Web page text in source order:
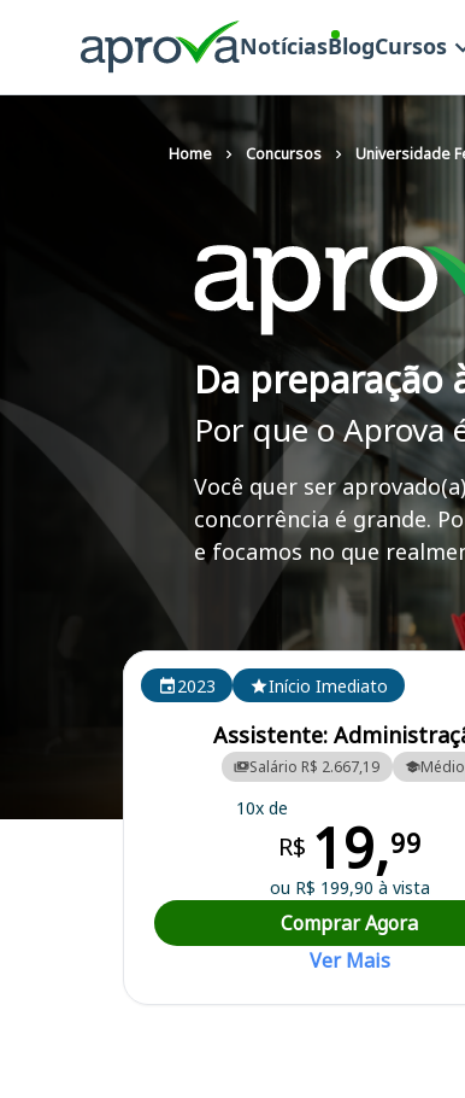
NotíciasBlogCursos
Home Concursos Universidade
Da preparação
Por que o Aprova
Você quer ser
concorrência é grande.
e focamos no que
Curso Preparatório para o Concurso UFABC (SP) -
Cursos em destaque para passar no
2023
Início Imediato
Assistente:
Salário R$ 2.667,19 Médio
10x de
R$ 19,99
ou R$ 199,90 à vista
Comprar Agora
Ver Mais